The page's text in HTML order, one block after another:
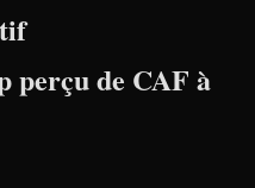
perçu de CAF à